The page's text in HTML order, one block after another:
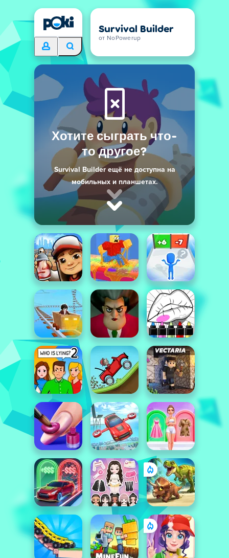
Survival Builder
от NoPowerup
Хотите сыграть что-
то другое?
Survival Builder ещё не доступна на
мобильных и планшетах.